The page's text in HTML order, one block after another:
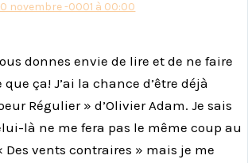
novembre -0001 à 00:00
donnes envie de lire et de ne faire
que ça! J’ai la chance d’être déjà
Régulier » d’Olivier Adam. Je sais
là ne me fera pas le même coup au
Des vents contraires » mais je me